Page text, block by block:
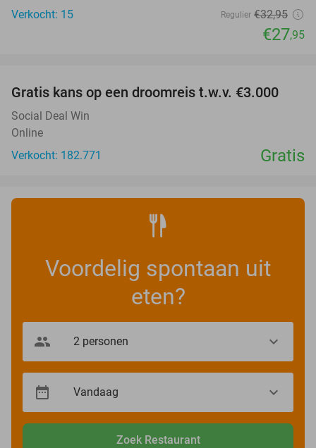
Verkocht: 15
Regulier €32,95
€27,95
Gratis kans op een droomreis t.w.v. €3.000
Social Deal Win
Online
Verkocht: 182.771
Gratis
Voordelig spontaan uit
eten?
Zoek Restaurant